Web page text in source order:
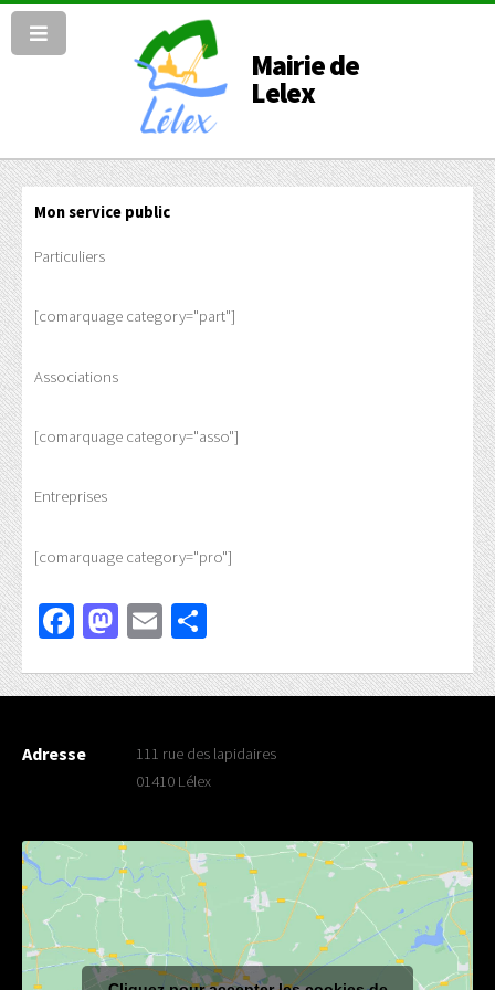
Mairie de
Lelex
Mon service public
Particuliers
[comarquage category="part"]
Associations
[comarquage category="asso"]
Entreprises
[comarquage category="pro"]
Facebook
Mastodon
Email
Adresse
111 rue des lapidaires
01410 Lélex